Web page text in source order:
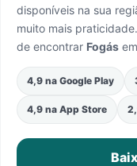
disponíveis na sua
muito mais
de encontrar Fogás em
4,9 na Google Play
4,9 na App Store